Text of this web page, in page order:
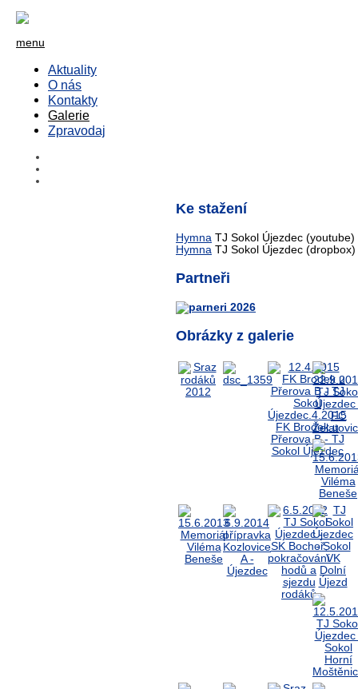
menu
Aktuality
O nás
Kontakty
Galerie
Zpravodaj
Ke stažení
Hymna TJ Sokol Újezdec (youtube)
Hymna TJ Sokol Újezdec (dropbox)
Partneři
Obrázky z galerie